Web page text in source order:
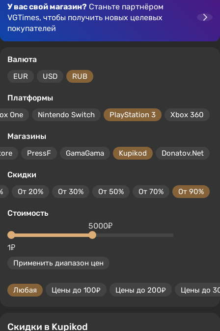
У вас свой магазин? Станьте партнёром
VGTimes, чтобы получить новых целевых
покупателей
Валюта
EUR USD RUB
Платформы
One Nintendo Switch PlayStation 3 Xbox 360
Магазины
PressF GamaGama Kupikod Donatov.Net
Скидки
От 20% От 30% От 50% От 70% От 90%
Стоимость
1₽
5000₽
Применить диапазон цен
Любая Цены до 100₽ Цены до 200₽ Цены до
Скидки в Kupikod